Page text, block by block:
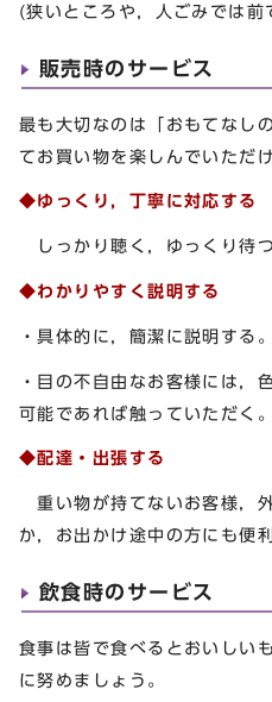
(狭いところや，人ごみでは前
販売時のサービス
最も大切なのは「おもてなし
てお買い物を楽しんでいただ
◆ゆっくり，丁寧に対応する
しっかり聴く，ゆっくり待
◆わかりやすく説明する
・具体的に，簡潔に説明する。
・目の不自由なお客様には，
可能であれば触っていただく。
◆配達・出張する
重い物が持てないお客様，
か，お出かけ途中の方にも便利
飲食時のサービス
食事は皆で食べるとおいしい
に努めましょう。